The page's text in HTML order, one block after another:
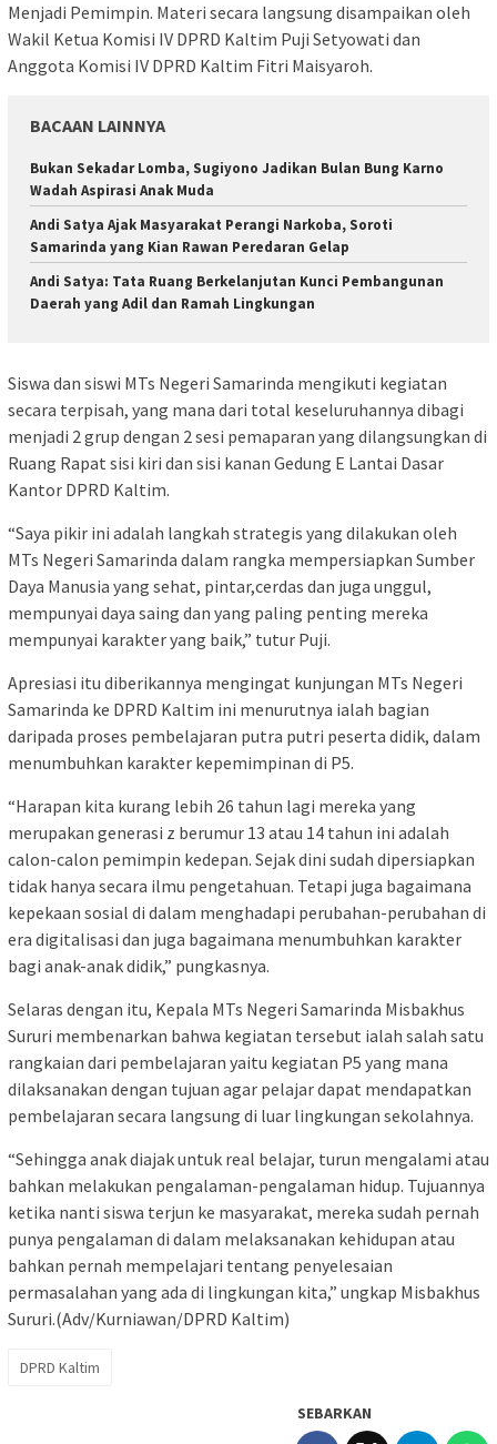
Menjadi Pemimpin. Materi secara langsung disampaikan oleh
Wakil Ketua Komisi IV DPRD Kaltim Puji Setyowati dan
Anggota Komisi IV DPRD Kaltim Fitri Maisyaroh.
BACAAN LAINNYA
Bukan Sekadar Lomba, Sugiyono Jadikan Bulan Bung Karno
Wadah Aspirasi Anak Muda
Andi Satya Ajak Masyarakat Perangi Narkoba, Soroti
Samarinda yang Kian Rawan Peredaran Gelap
Andi Satya: Tata Ruang Berkelanjutan Kunci Pembangunan
Daerah yang Adil dan Ramah Lingkungan
Siswa dan siswi MTs Negeri Samarinda mengikuti kegiatan
secara terpisah, yang mana dari total keseluruhannya dibagi
menjadi 2 grup dengan 2 sesi pemaparan yang dilangsungkan di
Ruang Rapat sisi kiri dan sisi kanan Gedung E Lantai Dasar
Kantor DPRD Kaltim.
“Saya pikir ini adalah langkah strategis yang dilakukan oleh
MTs Negeri Samarinda dalam rangka mempersiapkan Sumber
Daya Manusia yang sehat, pintar,cerdas dan juga unggul,
mempunyai daya saing dan yang paling penting mereka
mempunyai karakter yang baik,” tutur Puji.
Apresiasi itu diberikannya mengingat kunjungan MTs Negeri
Samarinda ke DPRD Kaltim ini menurutnya ialah bagian
daripada proses pembelajaran putra putri peserta didik, dalam
menumbuhkan karakter kepemimpinan di P5.
“Harapan kita kurang lebih 26 tahun lagi mereka yang
merupakan generasi z berumur 13 atau 14 tahun ini adalah
calon-calon pemimpin kedepan. Sejak dini sudah dipersiapkan
tidak hanya secara ilmu pengetahuan. Tetapi juga bagaimana
kepekaan sosial di dalam menghadapi perubahan-perubahan di
era digitalisasi dan juga bagaimana menumbuhkan karakter
bagi anak-anak didik,” pungkasnya.
Selaras dengan itu, Kepala MTs Negeri Samarinda Misbakhus
Sururi membenarkan bahwa kegiatan tersebut ialah salah satu
rangkaian dari pembelajaran yaitu kegiatan P5 yang mana
dilaksanakan dengan tujuan agar pelajar dapat mendapatkan
pembelajaran secara langsung di luar lingkungan sekolahnya.
“Sehingga anak diajak untuk real belajar, turun mengalami atau
bahkan melakukan pengalaman-pengalaman hidup. Tujuannya
ketika nanti siswa terjun ke masyarakat, mereka sudah pernah
punya pengalaman di dalam melaksanakan kehidupan atau
bahkan pernah mempelajari tentang penyelesaian
permasalahan yang ada di lingkungan kita,” ungkap Misbakhus
Sururi.(Adv/Kurniawan/DPRD Kaltim)
DPRD Kaltim
SEBARKAN